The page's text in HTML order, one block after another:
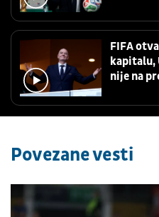
FIFA
kapitalu,
nije na
Povezane vesti